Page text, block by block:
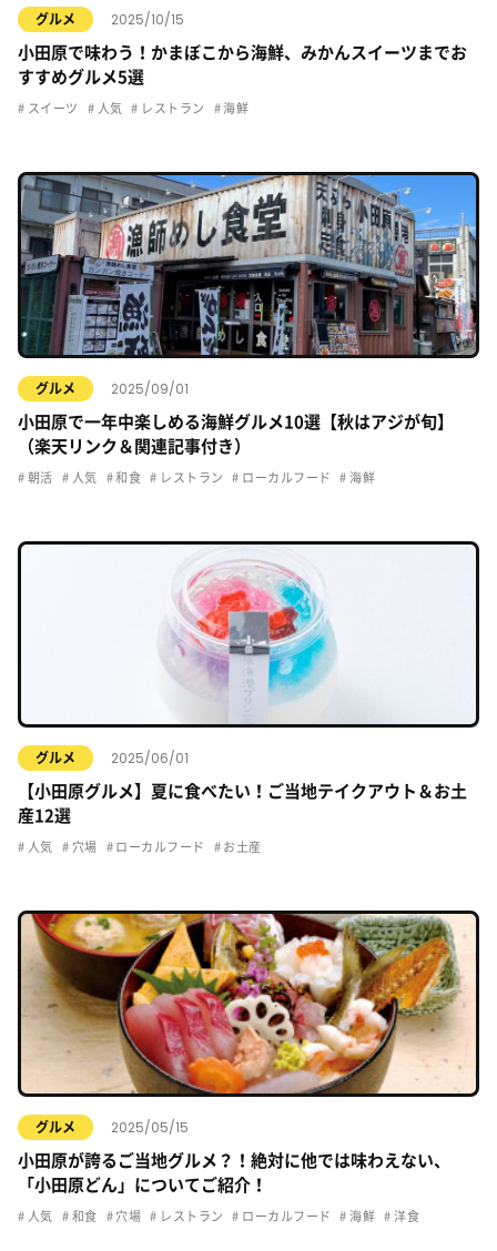
グルメ 2025/10/15
小田原で味わう！かまぼこから海鮮、みかんスイーツまでお
すすめグルメ5選
スイーツ 人気 レストラン 海鮮
グルメ 2025/09/01
小田原で一年中楽しめる海鮮グルメ10選【秋はアジが旬】
（楽天リンク＆関連記事付き）
朝活 人気 和食 レストラン ローカルフード 海鮮
グルメ 2025/06/01
【小田原グルメ】夏に食べたい！ご当地テイクアウト＆お土
産12選
人気 穴場 ローカルフード お土産
グルメ 2025/05/15
小田原が誇るご当地グルメ？！絶対に他では味わえない、
「小田原どん」についてご紹介！
人気 和食 穴場 レストラン ローカルフード 海鮮 洋食